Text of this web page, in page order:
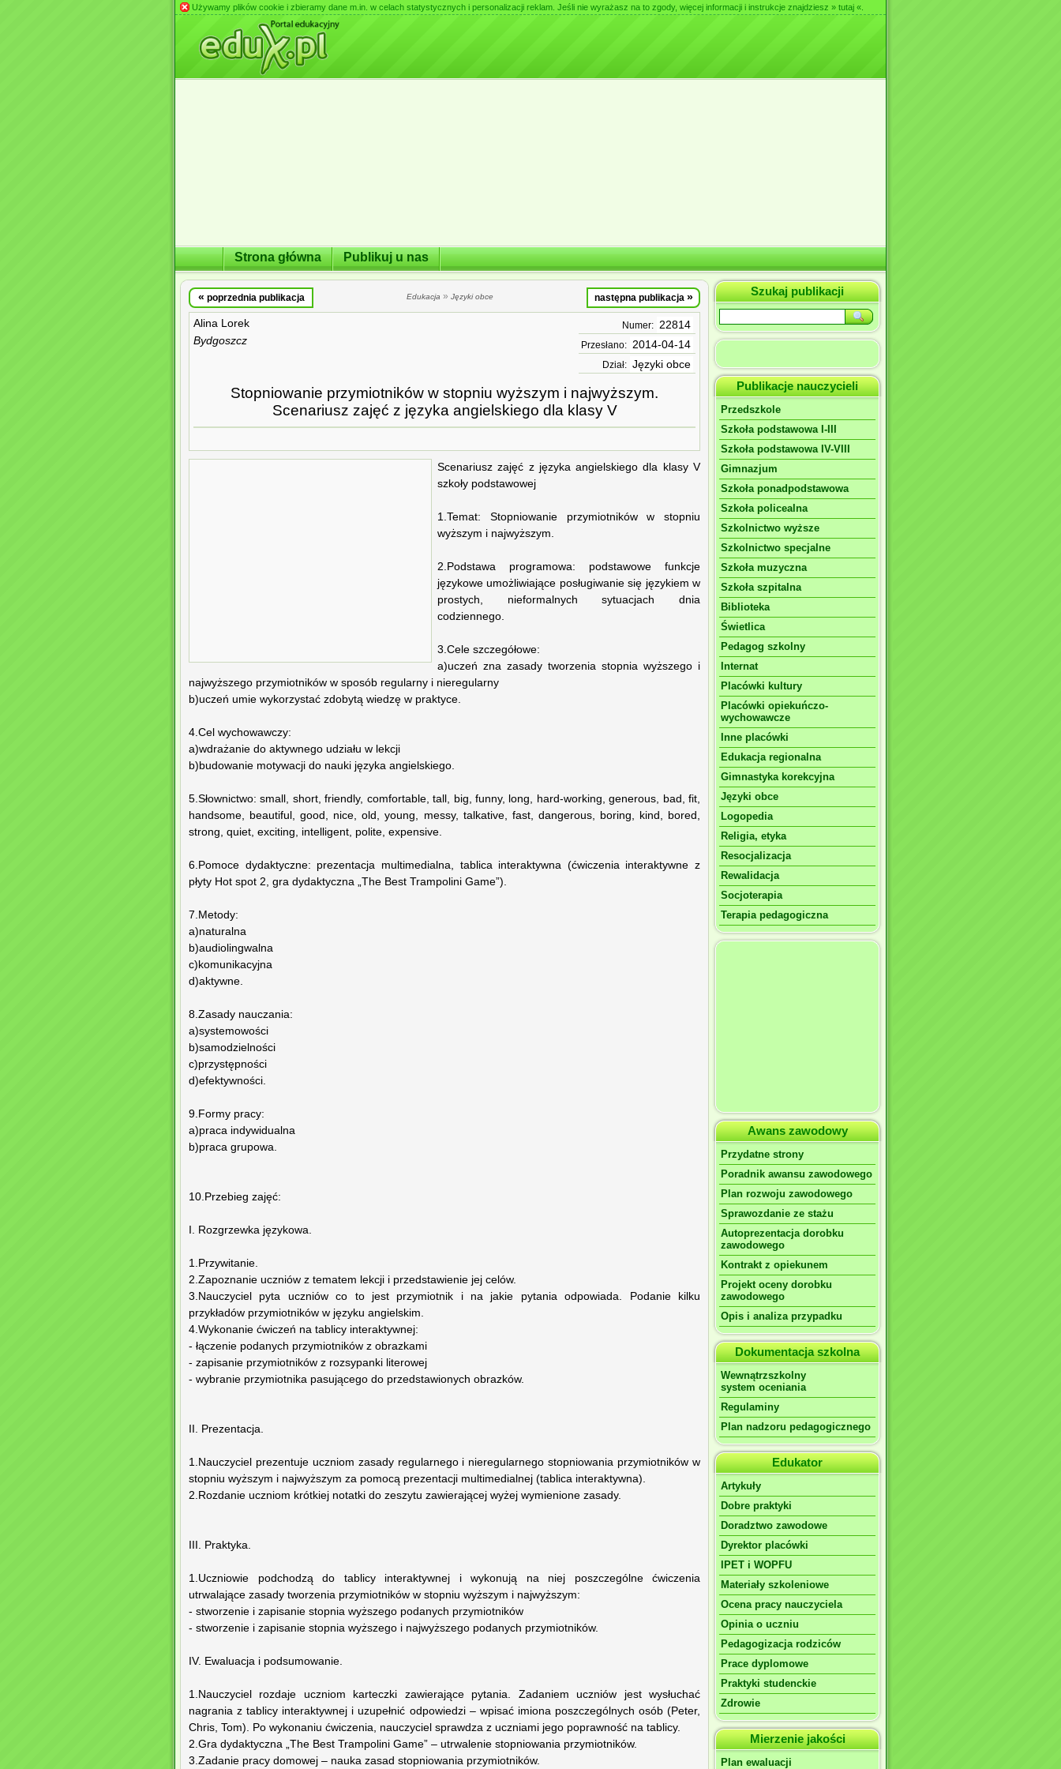
Używamy plików cookie i zbieramy dane m.in. w celach statystycznych i personalizacji reklam. Jeśli nie wyrażasz na to zgody, więcej informacji i instrukcje znajdziesz » tutaj «
Strona główna Publikuj u nas
« poprzednia publikacja Edukacja » Języki obce następna publikacja »
Alina Lorek
Bydgoszcz
Numer: 22814
Przesłano: 2014-04-14
Dział: Języki obce
Stopniowanie przymiotników w stopniu wyższym i najwyższym.
Scenariusz zajęć z języka angielskiego dla klasy V
Scenariusz zajęć z języka angielskiego dla klasy V
szkoły podstawowej
1.Temat: Stopniowanie przymiotników w stopniu
wyższym i najwyższym.
2.Podstawa programowa: podstawowe funkcje
językowe umożliwiające posługiwanie się językiem w
prostych, nieformalnych sytuacjach dnia
codziennego.
3.Cele szczegółowe:
a)uczeń zna zasady tworzenia stopnia wyższego i
najwyższego przymiotników w sposób regularny i nieregularny
b)uczeń umie wykorzystać zdobytą wiedzę w praktyce.
4.Cel wychowawczy:
a)wdrażanie do aktywnego udziału w lekcji
b)budowanie motywacji do nauki języka angielskiego.
5.Słownictwo: small, short, friendly, comfortable, tall, big, funny, long, hard-working, generous, bad, fit,
handsome, beautiful, good, nice, old, young, messy, talkative, fast, dangerous, boring, kind, bored,
strong, quiet, exciting, intelligent, polite, expensive.
6.Pomoce dydaktyczne: prezentacja multimedialna, tablica interaktywna (ćwiczenia interaktywne z
płyty Hot spot 2, gra dydaktyczna „The Best Trampolini Game”).
7.Metody:
a)naturalna
b)audiolingwalna
c)komunikacyjna
d)aktywne.
8.Zasady nauczania:
a)systemowości
b)samodzielności
c)przystępności
d)efektywności.
9.Formy pracy:
a)praca indywidualna
b)praca grupowa.
10.Przebieg zajęć:
I. Rozgrzewka językowa.
1.Przywitanie.
2.Zapoznanie uczniów z tematem lekcji i przedstawienie jej celów.
3.Nauczyciel pyta uczniów co to jest przymiotnik i na jakie pytania odpowiada. Podanie kilku
przykładów przymiotników w języku angielskim.
4.Wykonanie ćwiczeń na tablicy interaktywnej:
- łączenie podanych przymiotników z obrazkami
- zapisanie przymiotników z rozsypanki literowej
- wybranie przymiotnika pasującego do przedstawionych obrazków.
II. Prezentacja.
1.Nauczyciel prezentuje uczniom zasady regularnego i nieregularnego stopniowania przymiotników w
stopniu wyższym i najwyższym za pomocą prezentacji multimedialnej (tablica interaktywna).
2.Rozdanie uczniom krótkiej notatki do zeszytu zawierającej wyżej wymienione zasady.
III. Praktyka.
1.Uczniowie podchodzą do tablicy interaktywnej i wykonują na niej poszczególne ćwiczenia
utrwalające zasady tworzenia przymiotników w stopniu wyższym i najwyższym:
- stworzenie i zapisanie stopnia wyższego podanych przymiotników
- stworzenie i zapisanie stopnia wyższego i najwyższego podanych przymiotników.
IV. Ewaluacja i podsumowanie.
1.Nauczyciel rozdaje uczniom karteczki zawierające pytania. Zadaniem uczniów jest wysłuchać
nagrania z tablicy interaktywnej i uzupełnić odpowiedzi – wpisać imiona poszczególnych osób (Peter,
Chris, Tom). Po wykonaniu ćwiczenia, nauczyciel sprawdza z uczniami jego poprawność na tablicy.
2.Gra dydaktyczna „The Best Trampolini Game” – utrwalenie stopniowania przymiotników.
3.Zadanie pracy domowej – nauka zasad stopniowania przymiotników.
Szukaj publikacji
Publikacje nauczycieli
Przedszkole
Szkoła podstawowa I-III
Szkoła podstawowa IV-VIII
Gimnazjum
Szkoła ponadpodstawowa
Szkoła policealna
Szkolnictwo wyższe
Szkolnictwo specjalne
Szkoła muzyczna
Szkoła szpitalna
Biblioteka
Świetlica
Pedagog szkolny
Internat
Placówki kultury
Placówki opiekuńczo-
wychowawcze
Inne placówki
Edukacja regionalna
Gimnastyka korekcyjna
Języki obce
Logopedia
Religia, etyka
Resocjalizacja
Rewalidacja
Socjoterapia
Terapia pedagogiczna
Awans zawodowy
Przydatne strony
Poradnik awansu zawodowego
Plan rozwoju zawodowego
Sprawozdanie ze stażu
Autoprezentacja dorobku
zawodowego
Kontrakt z opiekunem
Projekt oceny dorobku
zawodowego
Opis i analiza przypadku
Dokumentacja szkolna
Wewnątrzszkolny
system oceniania
Regulaminy
Plan nadzoru pedagogicznego
Edukator
Artykuły
Dobre praktyki
Doradztwo zawodowe
Dyrektor placówki
IPET i WOPFU
Materiały szkoleniowe
Ocena pracy nauczyciela
Opinia o uczniu
Pedagogizacja rodziców
Prace dyplomowe
Praktyki studenckie
Zdrowie
Mierzenie jakości
Plan ewaluacji